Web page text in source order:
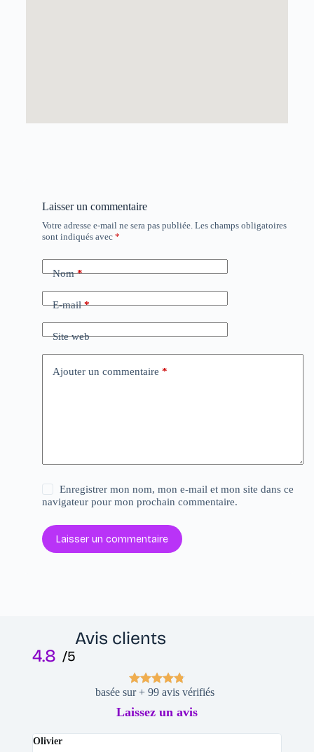
Laisser un commentaire
Votre adresse e-mail ne sera pas publiée. Les champs obligatoires
sont indiqués avec *
Nom*
E-mail*
Site web
Ajouter un commentaire *
Enregistrer mon nom, mon e-mail et mon site dans ce
navigateur pour mon prochain commentaire.
Laisser un commentaire
Avis clients
4.8 /5
basée sur + 99 avis vérifiés
Laissez un avis
Olivier